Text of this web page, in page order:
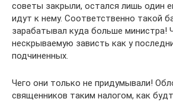
советы закрыли, остался лишь один
идут к нему. Соответственно такой
зарабатывал куда больше министра!
нескрываемую зависть как у
подчиненных.
Чего они только не придумывали!
священников таким налогом, как